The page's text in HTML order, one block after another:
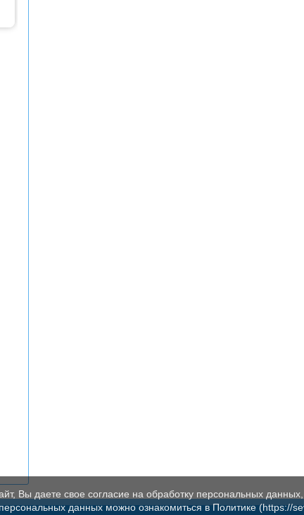
Вы даете свое согласие на обработку персональных
данных можно ознакомиться в Политике (https://